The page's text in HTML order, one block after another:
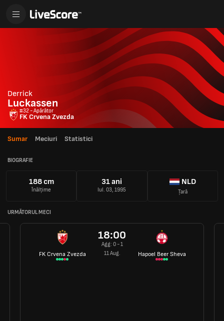
Derrick
Luckassen
#32 - Apărător
FK Crvena Zvezda
Sumar Meciuri Statistici
BIOGRAFIE
188 cm
Înălțime
31 ani
Iul. 03, 1995
NLD
Țară
URMĂTORUL MECI
FK Crvena Zvezda
18:00
Agg: 0 - 1
11 Aug.
Hapoel Beer Sheva